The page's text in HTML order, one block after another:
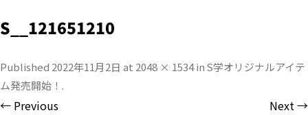
S__121651210
Published 2022年11月2日 at 2048 × 1534inS学オリジナルアイテ
ム発売開始！ .
← Previous Next →